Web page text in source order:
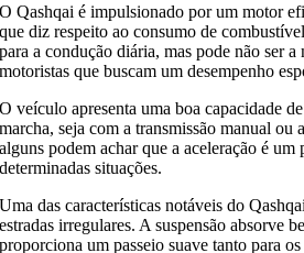
O Qashqai é impulsionado por um motor
que diz respeito ao consumo de
para a condução diária, mas pode não ser
motoristas que buscam um desempenho
O veículo apresenta uma boa capacidade
marcha, seja com a transmissão manual ou
alguns podem achar que a aceleração é um
determinadas situações.
Uma das características notáveis do
estradas irregulares. A suspensão absorve
proporciona um passeio suave tanto para